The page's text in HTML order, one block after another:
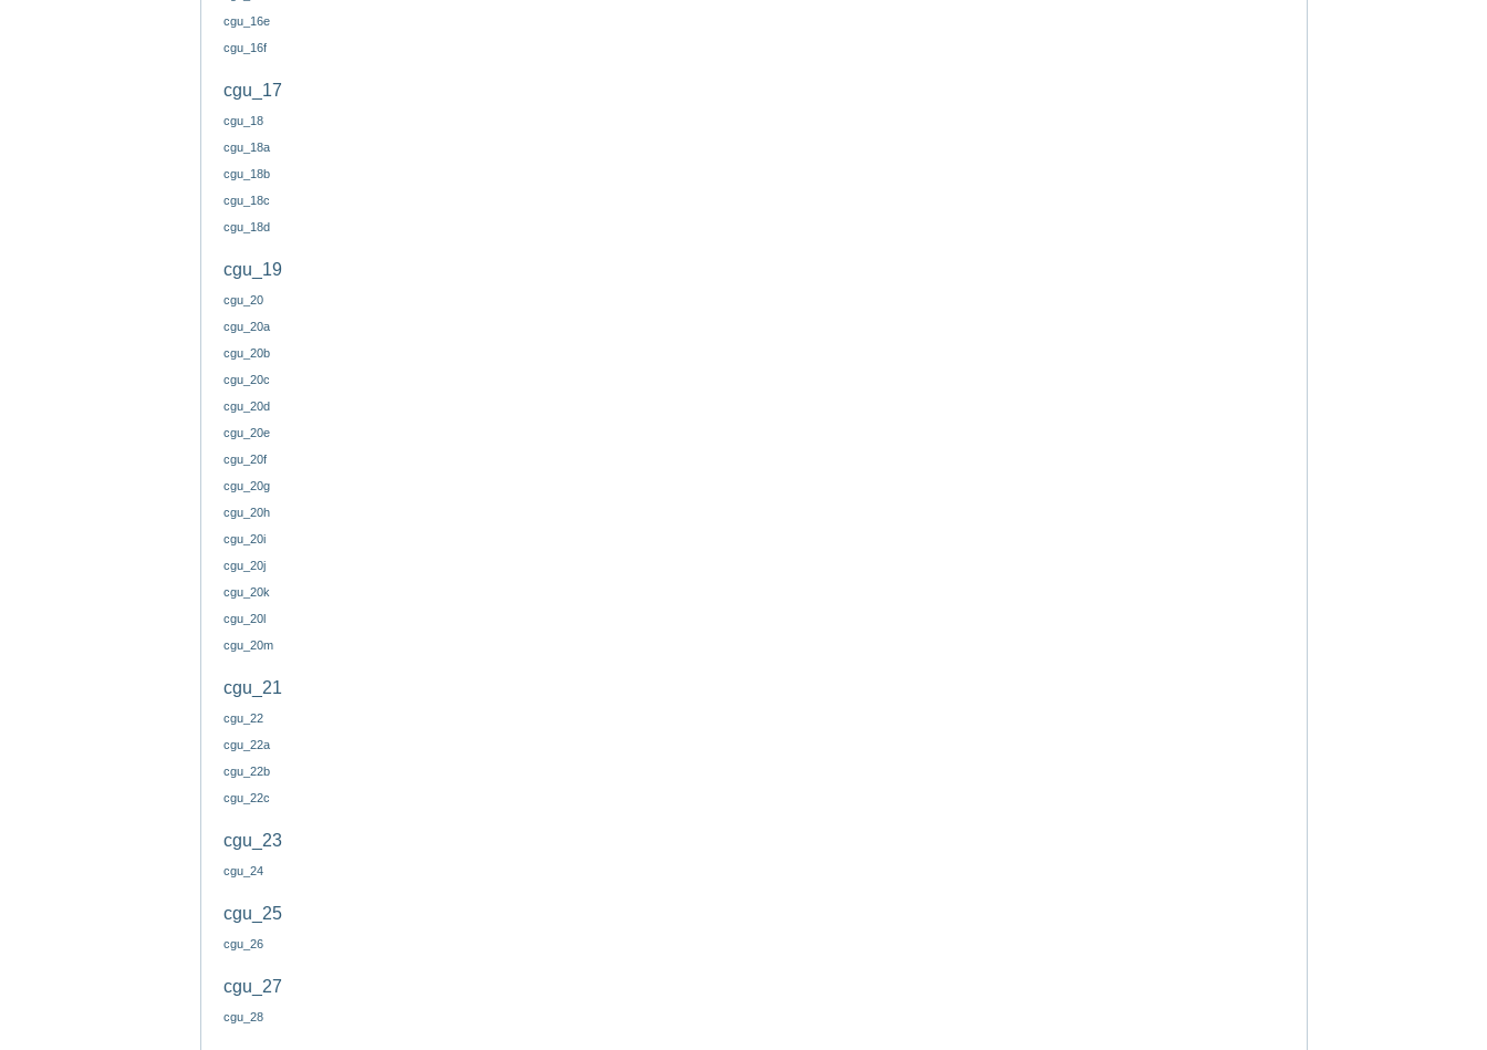
cgu_16e
cgu_16f
cgu_17
cgu_18
cgu_18a
cgu_18b
cgu_18c
cgu_18d
cgu_19
cgu_20
cgu_20a
cgu_20b
cgu_20c
cgu_20d
cgu_20e
cgu_20f
cgu_20g
cgu_20h
cgu_20i
cgu_20j
cgu_20k
cgu_20l
cgu_20m
cgu_21
cgu_22
cgu_22a
cgu_22b
cgu_22c
cgu_23
cgu_24
cgu_25
cgu_26
cgu_27
cgu_28